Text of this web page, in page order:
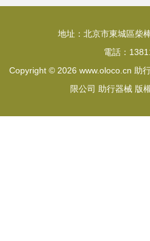
地址：北京市東城區柴
電話：
Copyright © 2026 www.oloco.cn 助
限公司 助行器械 版